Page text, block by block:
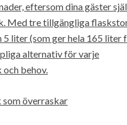
eftersom dina gäster
Med tre tillgängliga
5 liter (som ger hela 165 liter
alternativ för varje
behov.
som överraskar